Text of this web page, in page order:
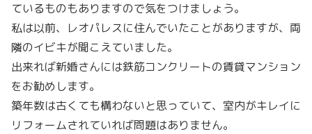
ているものもありますので気をつけましょう。
私は以前、レオパレスに住んでいたことがありますが、両
隣のイビキが聞こえていました。
出来れば新婚さんには鉄筋コンクリートの賃貸マンション
をお勧めします。
築年数は古くても構わないと思っていて、室内がキレイに
リフォームされていれば問題はありません。